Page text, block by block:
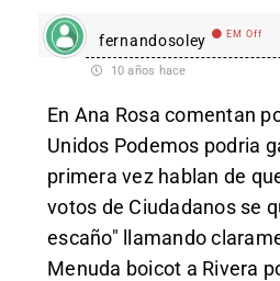
fernandosoley EM Off
10 años hace
En Ana Rosa comentan
Unidos Podemos podria
primera vez hablan de
votos de Ciudadanos se
escaño" llamando
Menuda boicot a Rivera